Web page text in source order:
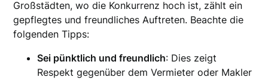
Großstädten, wo die Konkurrenz hoch ist, zählt ein
gepflegtes und freundliches Auftreten. Beachte die
folgenden Tipps:
Sei pünktlich und freundlich: Dies zeigt
Respekt gegenüber dem Vermieter oder Makler